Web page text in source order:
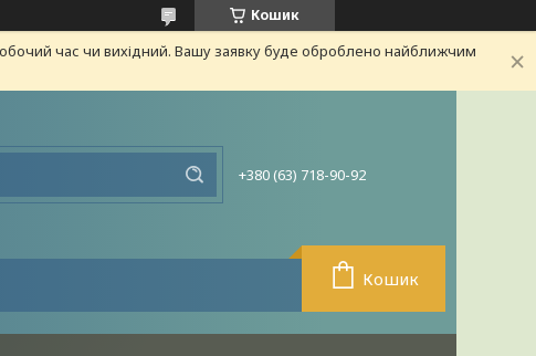
Кошик
час чи вихідний. Вашу заявку буде оброблено найближчим
+380 (63) 718-90-92
Кошик